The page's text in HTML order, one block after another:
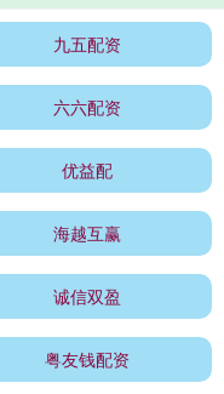
九五配资
六六配资
优益配
海越互赢
诚信双盈
粤友钱配资